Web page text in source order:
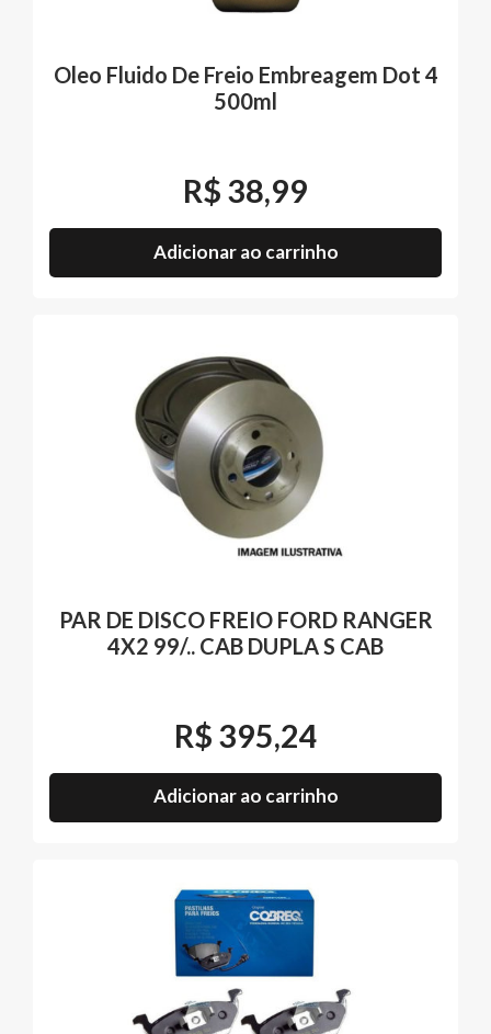
Oleo Fluido De Freio Embreagem Dot 4
500ml
R$ 38,99
Adicionar ao carrinho
PAR DE DISCO FREIO FORD RANGER
4X2 99/.. CAB DUPLA S CAB
R$ 395,24
Adicionar ao carrinho